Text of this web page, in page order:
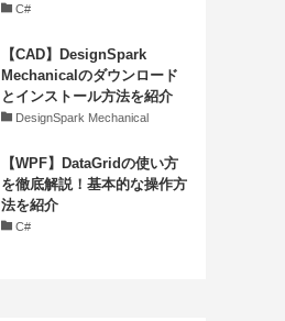
C#
【CAD】DesignSpark
Mechanicalのダウンロード
とインストール方法を紹介
DesignSpark Mechanical
【WPF】DataGridの使い方
を徹底解説！基本的な操作方
法を紹介
C#